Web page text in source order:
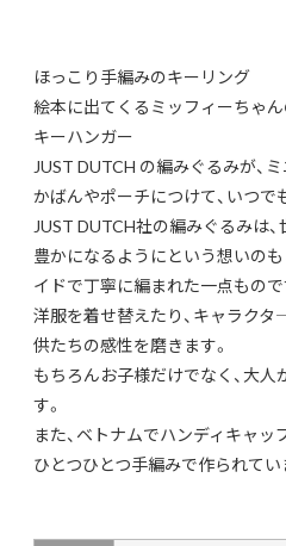
ほっこり手編みのキーリング
絵本に出てくるミッフィーちゃ
キーハンガー
JUST DUTCH の編みぐるみが、
かばんやポーチにつけて、いつ
JUST DUTCH社の編みぐるみは
豊かになるようにという想いの
イドで丁寧に編まれた一点もので
洋服を着せ替えたり、キャラク
供たちの感性を磨きます。
もちろんお子様だけでなく、大
す。
また、ベトナムでハンディキャ
ひとつひとつ手編みで作られてい